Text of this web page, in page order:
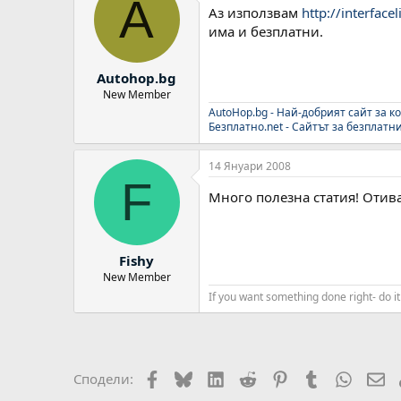
A
Autohop.bg
New Member
Аз използвам http://
има и безплатни.
AutoHop.bg - Най-добрият сайт за
Безплатно.net - Сайтът за
F
Fishy
New Member
14 Януари 2008
Много полезна статия!
If you want something done right- do
Сподели: Facebook
BlueskyLinkedIn
Reddit PinterestTumblr